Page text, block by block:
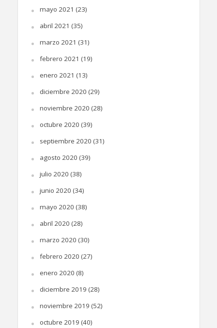
mayo 2021 (23)
abril 2021 (35)
marzo 2021 (31)
febrero 2021 (19)
enero 2021 (13)
diciembre 2020 (29)
noviembre 2020 (28)
octubre 2020 (39)
septiembre 2020 (31)
agosto 2020 (39)
julio 2020 (38)
junio 2020 (34)
mayo 2020 (38)
abril 2020 (28)
marzo 2020 (30)
febrero 2020 (27)
enero 2020 (8)
diciembre 2019 (28)
noviembre 2019 (52)
octubre 2019 (40)